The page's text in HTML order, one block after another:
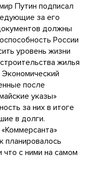
Путин подписал
за его
должны
России
уровень жизни
жилья
Экономический
после
указы»
за них в итоге
в долги.
планировалось
что с ними на самом